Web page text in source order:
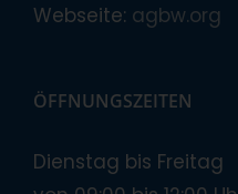
Webseite: agbw.org
ÖFFNUNGSZEITEN
Dienstag bis Freitag